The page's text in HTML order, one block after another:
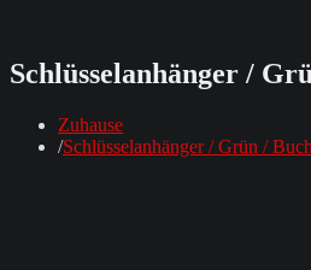
Schlüsselanhänger /
Zuhause
Schlüsselanhänger / Grün /